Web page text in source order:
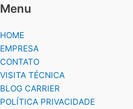
Menu
HOME
EMPRESA
CONTATO
VISITA TÉCNICA
BLOG CARRIER
POLÍTICA PRIVACIDADE